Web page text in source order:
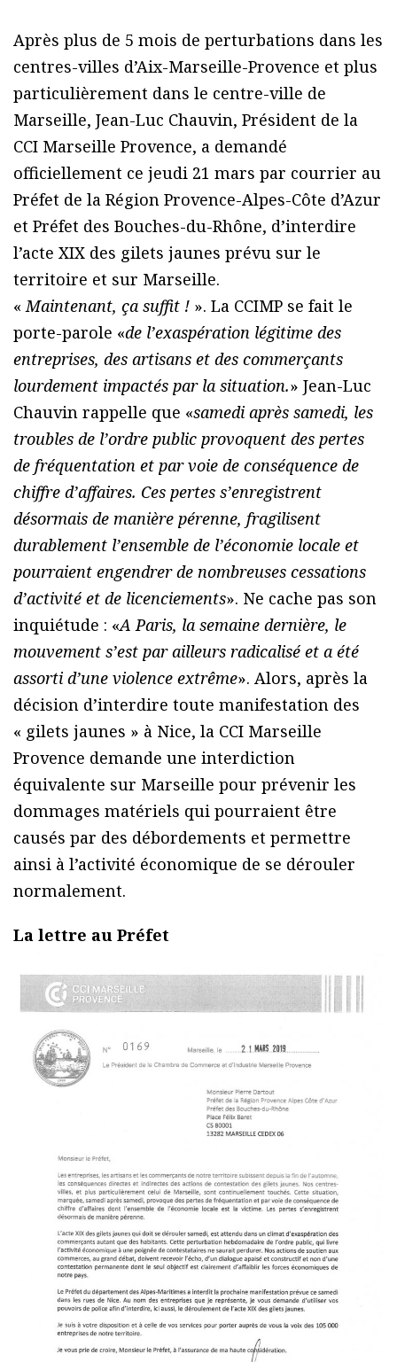
Après plus de 5 mois de perturbations dans les
centres-villes d’Aix-Marseille-Provence et plus
particulièrement dans le centre-ville de
Marseille, Jean-Luc Chauvin, Président de la
CCI Marseille Provence, a demandé
officiellement ce jeudi 21 mars par courrier au
Préfet de la Région Provence-Alpes-Côte d’Azur
et Préfet des Bouches-du-Rhône, d’interdire
l’acte XIX des gilets jaunes prévu sur le
territoire et sur Marseille.
«Maintenant, ça suffit ! ». La CCIMP se fait le
porte-parole «de l’exaspération légitime des
entreprises, des artisans et des commerçants
lourdement impactés par la situation.» Jean-Luc
Chauvin rappelle que «samedi après samedi, les
troubles de l’ordre public provoquent des pertes
de fréquentation et par voie de conséquence de
chiffre d’affaires. Ces pertes s’enregistrent
désormais de manière pérenne, fragilisent
durablement l’ensemble de l’économie locale et
pourraient engendrer de nombreuses cessations
d’activité et de licenciements». Ne cache pas son
inquiétude : «A Paris, la semaine dernière, le
mouvement s’est par ailleurs radicalisé et a été
assorti d’une violence extrême». Alors, après la
décision d’interdire toute manifestation des
« gilets jaunes » à Nice, la CCI Marseille
Provence demande une interdiction
équivalente sur Marseille pour prévenir les
dommages matériels qui pourraient être
causés par des débordements et permettre
ainsi à l’activité économique de se dérouler
normalement.
La lettre au Préfet